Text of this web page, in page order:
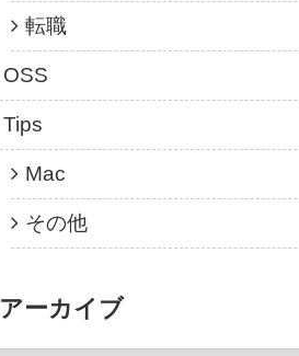
転職
OSS
Tips
Mac
その他
アーカイブ